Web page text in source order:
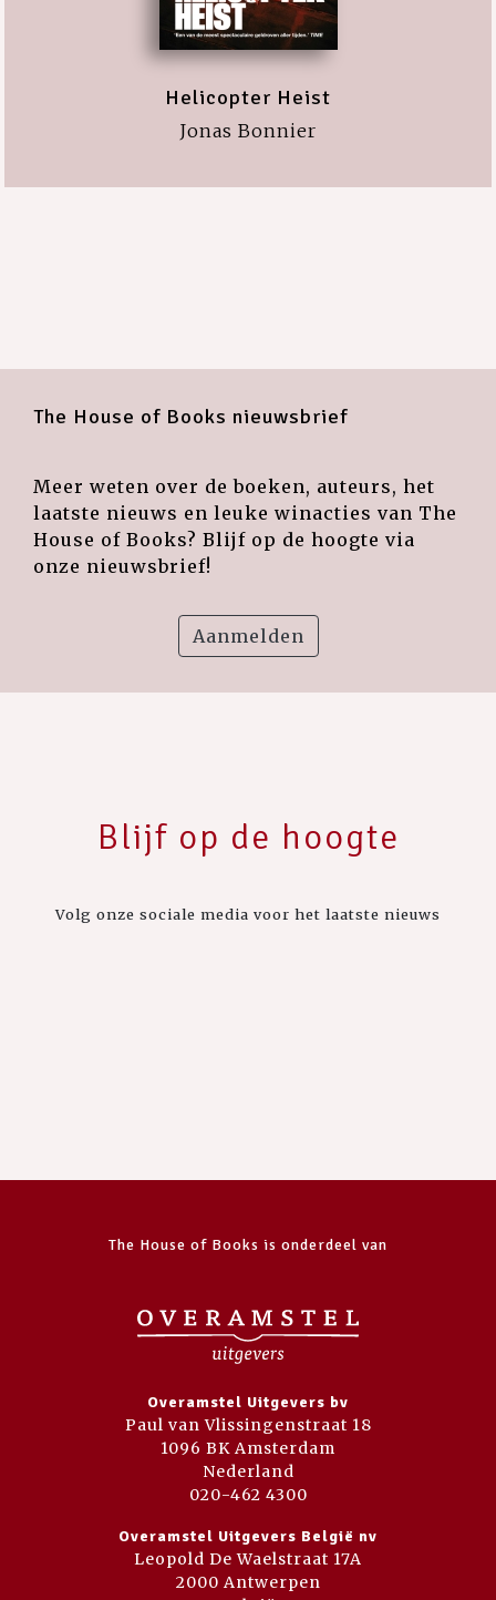
Helicopter Heist
Jonas Bonnier
The House of Books nieuwsbrief
Meer weten over de boeken, auteurs, het
laatste nieuws en leuke winacties van The
House of Books? Blijf op de hoogte via
onze nieuwsbrief!
Aanmelden
Blijf op de hoogte
Volg onze sociale media voor het laatste nieuws
The House of Books is onderdeel van
Overamstel Uitgevers bv
Paul van Vlissingenstraat 18
1096 BK Amsterdam
Nederland
020-462 4300
Overamstel Uitgevers België nv
Leopold De Waelstraat 17A
2000 Antwerpen